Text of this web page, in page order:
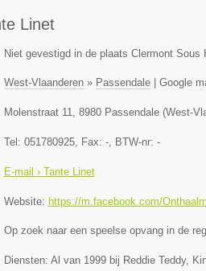
Linet
Niet gevestigd in de plaats Clermont Sous
West-Vlaanderen» Passendale| Google
Molenstraat 11, 8980 Passendale(West-
Tel: 051780925, Fax: -, BTW-nr: -
E-mail › Tante Linet
Website: https://m.facebook.com/
Op zoek naar een speelse opvang in de
Diensten: Al van 1999 bij Reddie Teddy,